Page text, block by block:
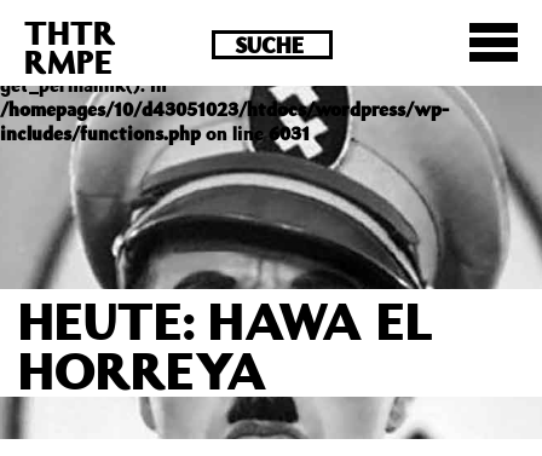
Deprecated : Die Funktion post_permalink ist seit
Version 4.4.0 veraltet! Verwende stattdessen
get_permalink(). in
/homepages/10/d43051023/htdocs/wordpress/wp-
includes/functions.phpon line6031
THTR
RMPE
HEUTE: HAWA EL
HORREYA